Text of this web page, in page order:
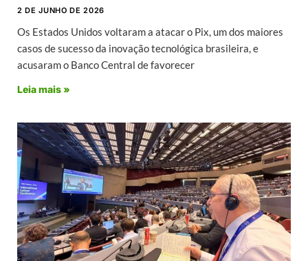
2 DE JUNHO DE 2026
Os Estados Unidos voltaram a atacar o Pix, um dos maiores
casos de sucesso da inovação tecnológica brasileira, e
acusaram o Banco Central de favorecer
Leia mais »